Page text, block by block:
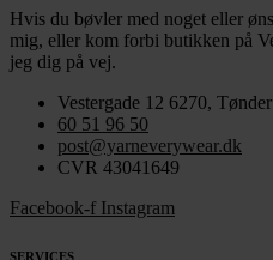
Hvis du bøvler med noget eller
mig, eller kom forbi butikken på
jeg dig på vej.
Vestergade 12 6270, Tønder
60 51 96 50
post@yarneverywear.dk
CVR 43041649
Facebook-f Instagram
SERVICES